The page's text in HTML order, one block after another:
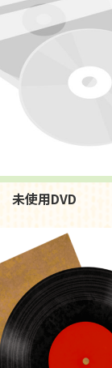
未使用DVD